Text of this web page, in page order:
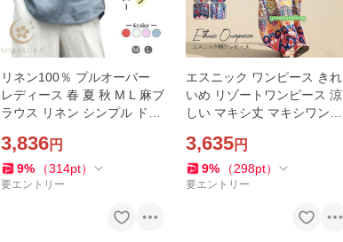
リネン100％ プルオーバー
レディース 春 夏 秋 M L 麻ブ
ラウス リネン シンプル ドル
ル感 涼感 麻感 ドライ質感 涼
しげ サマー 涼し
3,836円
9% （314pt）
要エントリー
エスニック ワンピース きれ
いめ リゾートワンピース 涼
しい マキシ丈 マキシワンピ
ース インド風
3,635円
9% （298pt）
要エントリー